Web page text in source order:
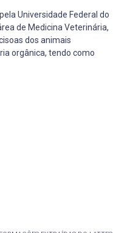
Universidade Federal do
de Medicina Veterinária,
dos animais
orgânica, tendo como